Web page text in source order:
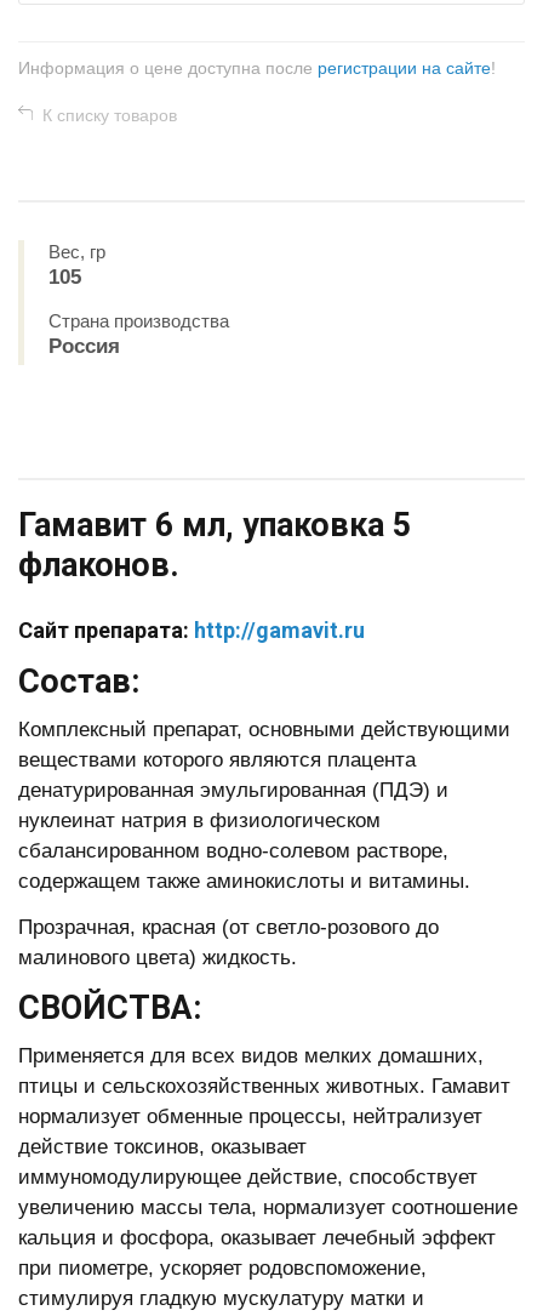
Информация о цене доступна после регистрации на сайте!
К списку товаров
Вес, гр
105
Страна производства
Россия
Гамавит 6 мл, упаковка 5
флаконов.
Сайт препарата: http://gamavit.ru
Состав:
Комплексный препарат, основными действующими
веществами которого являются плацента
денатурированная эмульгированная (ПДЭ) и
нуклеинат натрия в физиологическом
сбалансированном водно-солевом растворе,
содержащем также аминокислоты и витамины.
Прозрачная, красная (от светло-розового до
малинового цвета) жидкость.
СВОЙСТВА:
Применяется для всех видов мелких домашних,
птицы и сельскохозяйственных животных. Гамавит
нормализует обменные процессы, нейтрализует
действие токсинов, оказывает
иммуномодулирующее действие, способствует
увеличению массы тела, нормализует соотношение
кальция и фосфора, оказывает лечебный эффект
при пиометре, ускоряет родовспоможение,
стимулируя гладкую мускулатуру матки и